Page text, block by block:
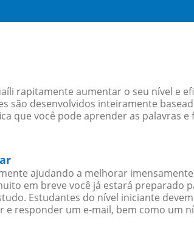
rapitamente aumentar o seu nível e
são desenvolvidos inteiramente
que você pode aprender as palavras
ajudando a melhorar
em breve você já estará preparado
Estudantes do nível iniciante
responder um e-mail, bem como um